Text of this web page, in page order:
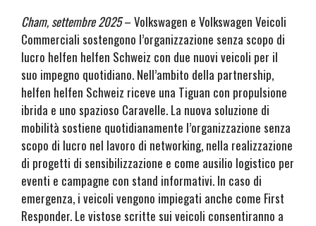
Cham, settembre 2025– Volkswagen e Volkswagen Veicoli
Commerciali sostengono l’organizzazione senza scopo di
lucro helfen helfen Schweiz con due nuovi veicoli per il
suo impegno quotidiano. Nell’ambito della partnership,
helfen helfen Schweiz riceve una Tiguan con propulsione
ibrida e uno spazioso Caravelle. La nuova soluzione di
mobilità sostiene quotidianamente l’organizzazione senza
scopo di lucro nel lavoro di networking, nella realizzazione
di progetti di sensibilizzazione e come ausilio logistico per
eventi e campagne con stand informativi. In caso di
emergenza, i veicoli vengono impiegati anche come First
Responder. Le vistose scritte sui veicoli consentiranno a